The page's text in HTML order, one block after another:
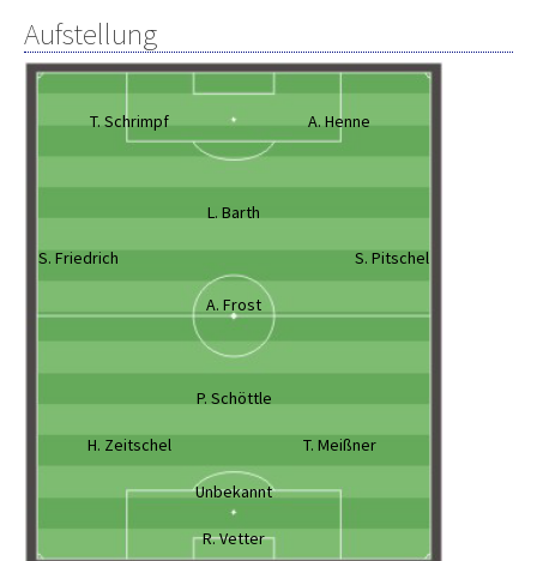
Aufstellung
T. Schrimpf A. Henne
L. Barth
S. Friedrich S. Pitschel
A. Frost
P. Schöttle
H. Zeitschel T. Meißner
Unbekannt
R. Vetter